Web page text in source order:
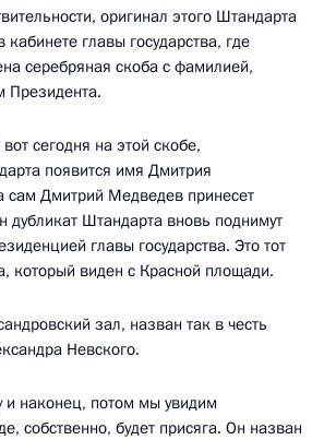
оригинал этого Штандарта
кабинете главы государства, где
серебряная скоба с фамилией,
Президента.
сегодня на этой скобе,
появится имя Дмитрия
сам Дмитрий Медведев принесет
дубликат Штандарта вновь поднимут
главы государства. Это тот
который виден с Красной площади.
зал, назван так в честь
Невского.
и наконец, потом мы увидим
собственно, будет присяга. Он назван